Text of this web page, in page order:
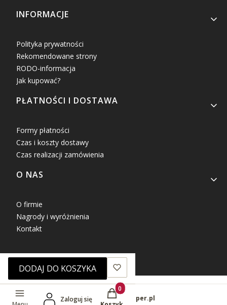
INFORMACJE
Polityka prywatności
Rekomendowane strony
RODO-informacja
Jak kupować?
PŁATNOŚCI I DOSTAWA
Formy płatności
Czas i koszty dostawy
Czas realizacji zamówienia
O NAS
O firmie
Nagrody i wyróżnienia
Kontakt
Sklep internetowy Shoper.pl
DODAJ DO KOSZYKA
Zaloguj się
Produkty w koszyku: 0. Zobacz